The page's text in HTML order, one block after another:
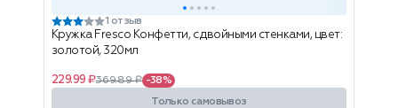
1 отзыв
Кружка Fresco Конфетти, с двойными стенками, цвет:
золотой, 320мл
229.99 ₽369.89 ₽ -38%
Только самовывоз